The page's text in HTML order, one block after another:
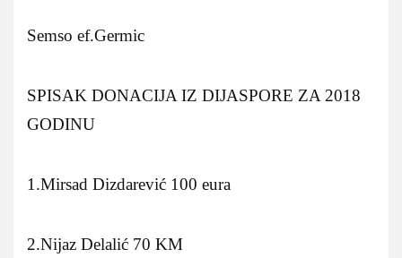
Semso ef.Germic
SPISAK DONACIJA IZ DIJASPORE ZA 2018
GODINU
1.Mirsad Dizdarević 100 eura
2.Nijaz Delalić 70 KM